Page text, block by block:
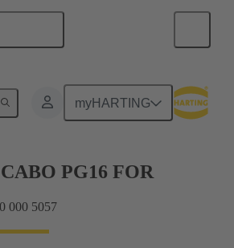
myHARTING
PG16 FOR
000 5057